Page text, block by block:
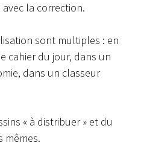
la correction.
sont multiples : en
cahier du jour, dans un
dans un classeur
« à distribuer » et du
mêmes.